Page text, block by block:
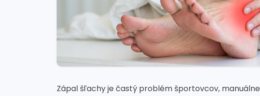
Zápal šľachy je častý problém športovcov,